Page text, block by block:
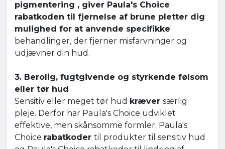
pigmentering , giver Paula's Choice
rabatkoden til fjernelse af brune pletter dig
mulighed for at anvende specifikke
behandlinger, der fjerner misfarvninger og
udjævner din hud.
3. Berolig, fugtgivende og styrkende følsom
eller tør hud
Sensitiv eller meget tør hud kræver særlig
pleje. Derfor har Paula's Choice udviklet
effektive, men skånsomme formler. Paula's
Choice rabatkoder til produkter til sensitiv hud